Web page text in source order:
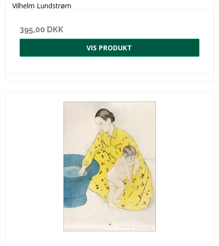
Vilhelm Lundstrøm
395,00 DKK
VIS PRODUKT